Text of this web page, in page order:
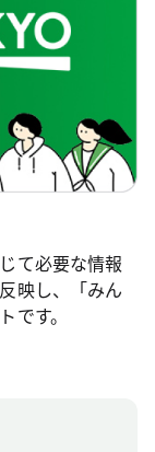
て必要な情報
映し、「みん
です。